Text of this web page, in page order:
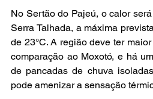
No Sertão do Pajeú, o calor
Serra Talhada, a máxima
de 23°C. A região deve ter
comparação ao Moxotó, e há
de pancadas de chuva
pode amenizar a sensação